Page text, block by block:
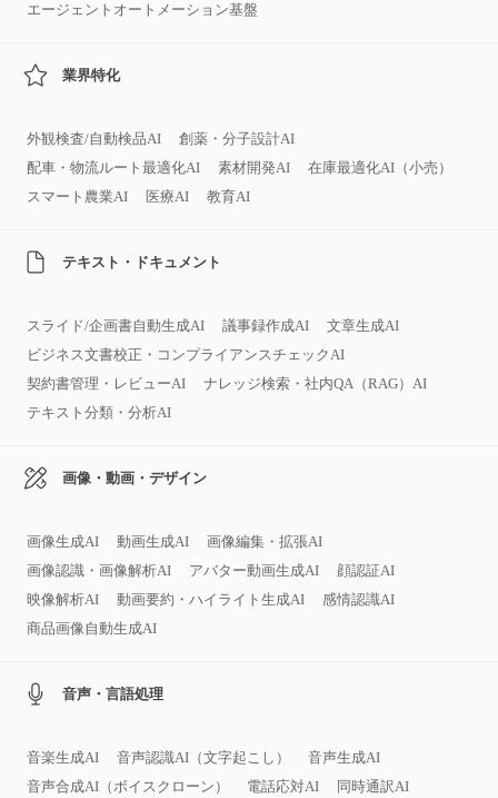
エージェントオートメーション基盤
業界特化
外観検査/自動検品AI
創薬・分子設計AI
配車・物流ルート最適化AI
素材開発AI
在庫最適化AI（小売）
スマート農業AI
医療AI 教育AI
テキスト・ドキュメント
スライド/企画書自動生成AI 議事録作成AI
文章生成AI
ビジネス文書校正・コンプライアンスチェックAI
契約書管理・レビューAI
ナレッジ検索・社内QA（RAG）AI
テキスト分類・分析AI
画像・動画・デザイン
画像生成AI 動画生成AI
画像編集・拡張AI
画像認識・画像解析AI
アバター動画生成AI
顔認証AI
映像解析AI
動画要約・ハイライト生成AI
感情認識AI
商品画像自動生成AI
音声・言語処理
音楽生成AI 音声認識AI（文字起こし）
音声生成AI
音声合成AI（ボイスクローン）
電話応対AI 同時通訳AI